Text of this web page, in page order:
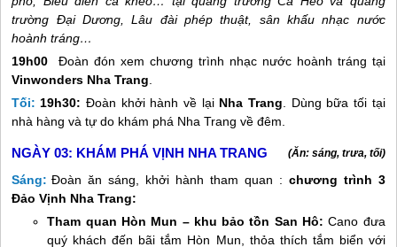
trường Đại Dương, Lâu đài phép thuật, sân khấu nhạc nước
hoành tráng…
19h00Đoàn đón xem chương trình nhạc nước hoành tráng tại
Vinwonders Nha Trang
Tối: 19h30: Đoàn khởi hành về lại Nha Trang . Dùng bữa tối tại
nhà hàng và tự do khám phá Nha Trang về đêm.
NGÀY 03: KHÁM PHÁ VỊNH NHA TRANG (Ăn: sáng, trưa, tối)
Sáng: Đoàn ăn sáng, khởi hành tham quan : chương trình 3
Đảo Vịnh Nha Trang:
Tham quan Hòn Mun – khu bảo tồn San Hô:Cano đưa
quý khách đến bãi tắm Hòn Mun, thỏa thích tắm biển với